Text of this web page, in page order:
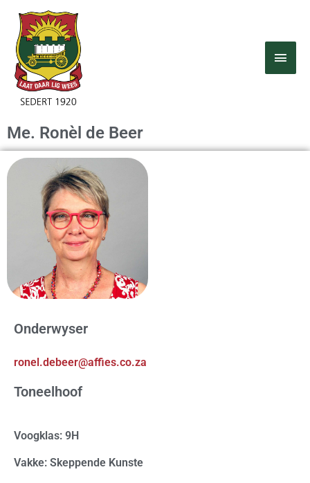
content
Me. Ronèl de Beer
Onderwyser
ronel.debeer@affies.co.za
Toneelhoof
Voogklas: 9H
Vakke: Skeppende Kunste